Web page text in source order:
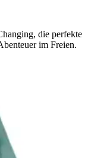
die perfekte
im Freien.